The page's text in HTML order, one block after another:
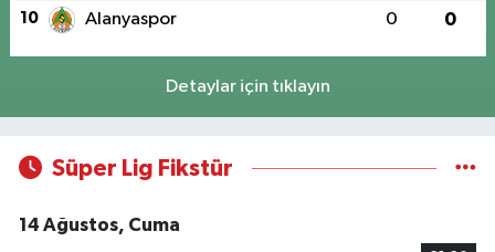
10 Alanyaspor 0 0
Detaylar için tıklayın
Süper Lig Fikstür
14 Ağustos, Cuma